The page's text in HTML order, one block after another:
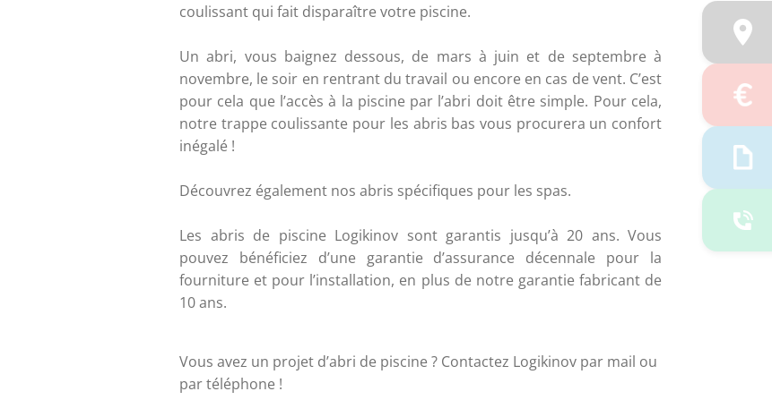
coulissant qui fait disparaître votre piscine.
Un abri, vous baignez dessous, de mars à juin et de septembre à
novembre, le soir en rentrant du travail ou encore en cas de vent. C’est
pour cela que l’accès à la piscine par l’abri doit être simple. Pour cela,
notre trappe coulissante pour les abris bas vous procurera un confort
inégalé !
Découvrez également nos abris spécifiques pour les spas.
Les abris de piscine Logikinov sont garantis jusqu’à 20 ans. Vous
pouvez bénéficiez d’une garantie d’assurance décennale pour la
fourniture et pour l’installation, en plus de notre garantie fabricant de
10 ans.
Vous avez un projet d’abri de piscine ? Contactez Logikinov par mail ou
par téléphone !